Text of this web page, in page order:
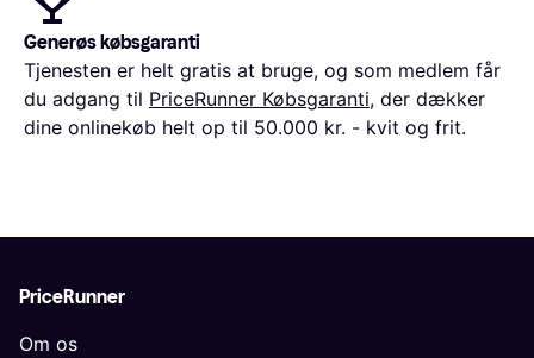
Generøs købsgaranti
Tjenesten er helt gratis at bruge, og som medlem får
du adgang til PriceRunner Købsgaranti, der dækker
dine onlinekøb helt op til 50.000 kr. - kvit og frit.
PriceRunner
Om os